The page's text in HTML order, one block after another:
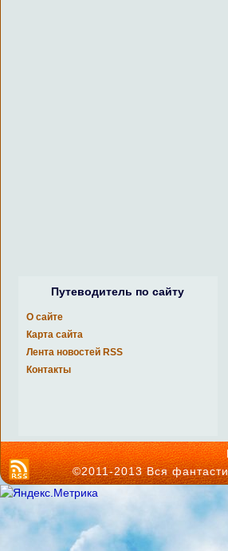
Путеводитель по сайту
О сайте
Карта сайта
Лента новостей RSS
Контакты
©2011-2013 Вся